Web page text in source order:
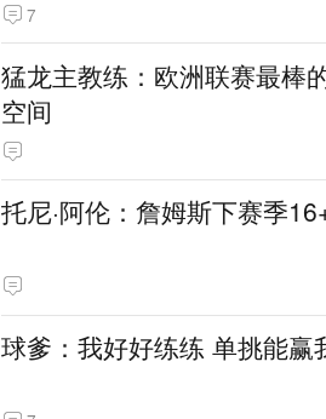
7
猛龙主教练：欧洲联赛最棒
空间
托尼·阿伦：詹姆斯下赛季
球爹：我好好练练 单挑能赢